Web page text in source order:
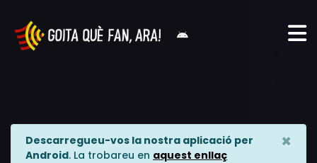
Descarregueu-vos la nostra aplicació per
Android. La trobareu en aquest enllaç
×